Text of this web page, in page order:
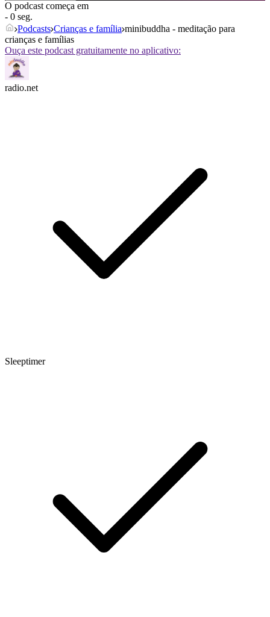
O podcast começa em
- 0 seg.
Podcasts Crianças e família minibuddha - meditação para
crianças e famílias
Ouça este podcast gratuitamente no aplicativo:
radio.net
Sleeptimer